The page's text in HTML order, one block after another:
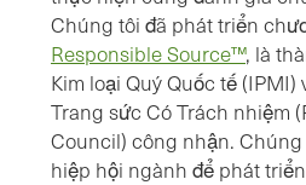
Chúng tôi đã phát triển
Responsible Source™, là
Kim loại Quý Quốc tế
Trang sức Có Trách nhiệm
Council) công nhận.
hiệp hội ngành để phát